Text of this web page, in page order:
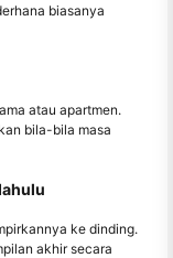
biasanya
atau apartmen.
bila-bila masa
ke dinding.
akhir secara